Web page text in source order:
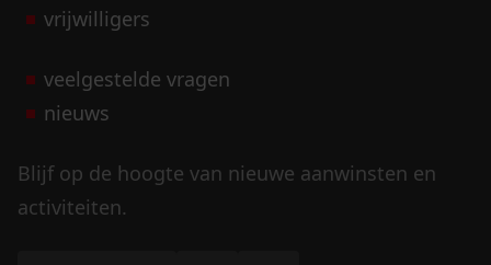
vrijwilligers
veelgestelde vragen
nieuws
Blijf op de hoogte van nieuwe aanwinsten en
activiteiten.